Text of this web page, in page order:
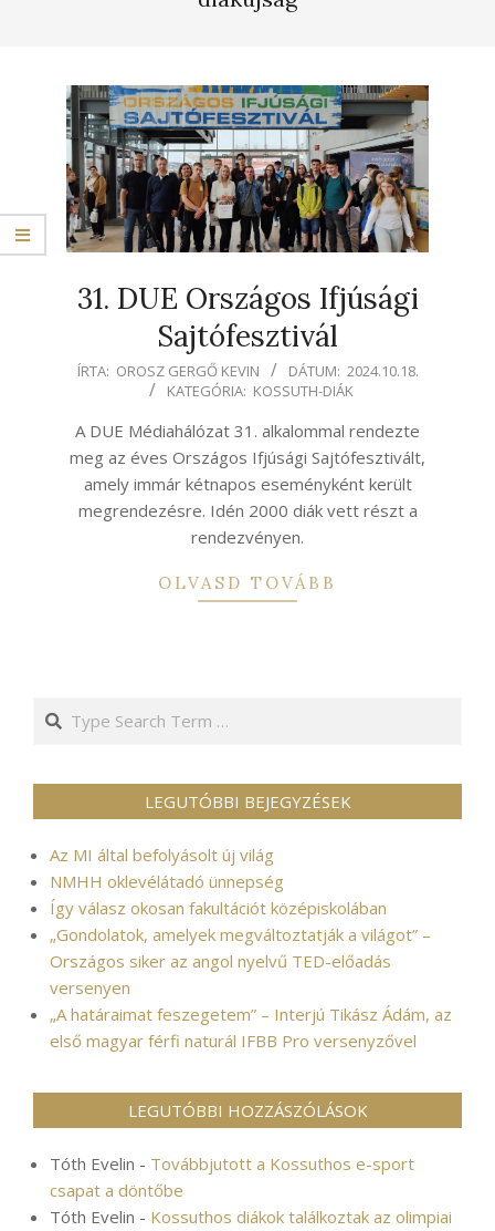
31. DUE Országos Ifjúsági
Sajtófesztivál
2024-
18
ÍRTA: OROSZ GERGŐ KEVIN DÁTUM: 2024.10.18.
KATEGÓRIA: KOSSUTH-DIÁK
A DUE Médiahálózat 31. alkalommal rendezte
meg az éves Országos Ifjúsági Sajtófesztivált,
amely immár kétnapos eseményként került
megrendezésre. Idén 2000 diák vett részt a
rendezvényen.
OLVASD TOVÁBB
Search
LEGUTÓBBI BEJEGYZÉSEK
Az MI által befolyásolt új világ
NMHH oklevélátadó ünnepség
Így válasz okosan fakultációt középiskolában
„Gondolatok, amelyek megváltoztatják a világot” –
Országos siker az angol nyelvű TED-előadás
versenyen
„A határaimat feszegetem” – Interjú Tikász Ádám, az
első magyar férfi naturál IFBB Pro versenyzővel
LEGUTÓBBI HOZZÁSZÓLÁSOK
Tóth Evelin - Továbbjutott a Kossuthos e-sport
csapat a döntőbe
Tóth Evelin - Kossuthos diákok találkoztak az olimpiai